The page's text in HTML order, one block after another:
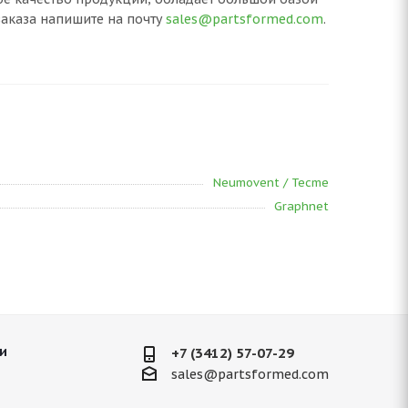
напишите на почтуsales@partsformed.com.
Neumovent / Tecme
Graphnet
+7 (3412) 57-07-29
sales@partsformed.com